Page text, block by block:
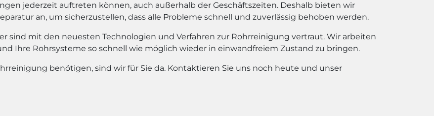
jederzeit auftreten können, auch außerhalb der Geschäftszeiten. Deshalb bieten wir
an, um sicherzustellen, dass alle Probleme schnell und zuverlässig behoben werden.
sind mit den neuesten Technologien und Verfahren zur Rohrreinigung vertraut. Wir arbeiten
Ihre Rohrsysteme so schnell wie möglich wieder in einwandfreiem Zustand zu bringen.
benötigen, sind wir für Sie da. Kontaktieren Sie uns noch heute und unser